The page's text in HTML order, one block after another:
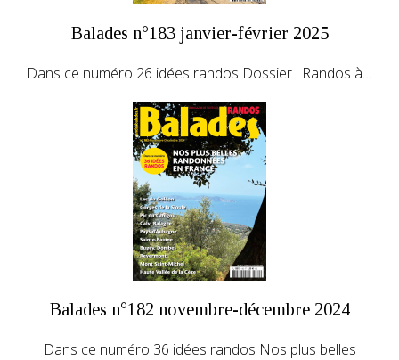
Balades n°183 janvier-février 2025
Dans ce numéro 26 idées randos Dossier : Randos à…
Balades n°182 novembre-décembre 2024
Dans ce numéro 36 idées randos Nos plus belles